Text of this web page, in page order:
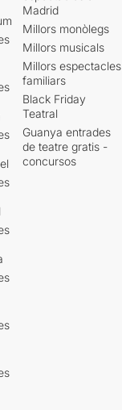
Madrid
Millors monòlegs
Millors musicals
Millors espectacles
familiars
Black Friday
Teatral
Guanya entrades
de teatre gratis -
concursos